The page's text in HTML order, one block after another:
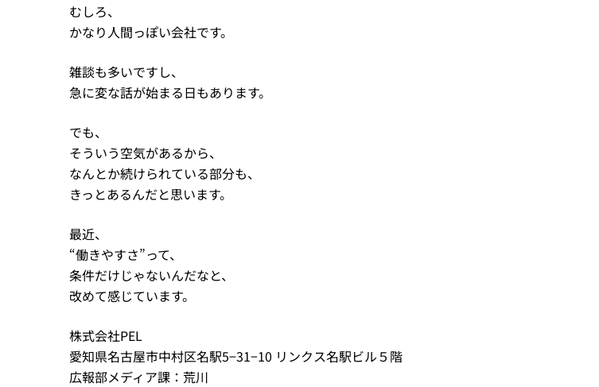
むしろ、
かなり人間っぽい会社です。
雑談も多いですし、
急に変な話が始まる日もあります。
でも、
そういう空気があるから、
なんとか続けられている部分も、
きっとあるんだと思います。
最近、
“働きやすさ”って、
条件だけじゃないんだなと、
改めて感じています。
株式会社PEL
愛知県名古屋市中村区名駅5−31−10 リンクス名駅ビル５階
広報部メディア課：荒川